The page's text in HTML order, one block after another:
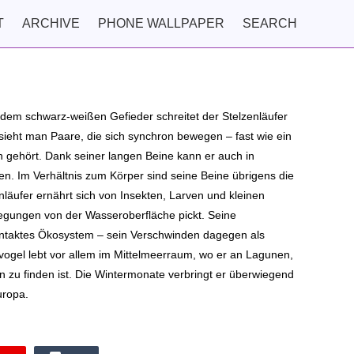
ARCHIVE PHONE WALLPAPER SEARCH
schwarz-weißen Gefieder schreitet der Stelzenläufer
man Paare, die sich synchron bewegen – fast wie ein
gehört. Dank seiner langen Beine kann er auch in
Im Verhältnis zum Körper sind seine Beine übrigens die
ernährt sich von Insekten, Larven und kleinen
von der Wasseroberfläche pickt. Seine
Ökosystem – sein Verschwinden dagegen als
lebt vor allem im Mittelmeerraum, wo er an Lagunen,
zu finden ist. Die Wintermonate verbringt er überwiegend